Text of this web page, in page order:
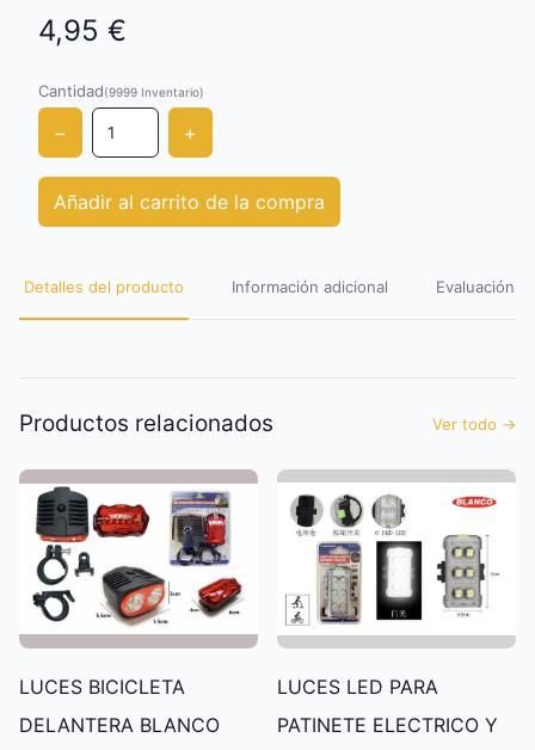
4,95 €
Cantidad(9999 Inventario)
− +
Añadir al carrito de la compra
Detalles del producto Información adicional Evaluación
Productos relacionados Ver todo →
LUCES BICICLETA
DELANTERA BLANCO
LUCES LED PARA
PATINETE ELECTRICO Y